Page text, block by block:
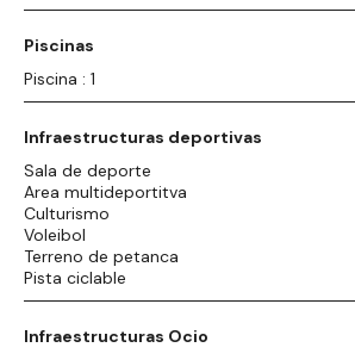
Piscinas
Piscina : 1
Infraestructuras deportivas
Sala de deporte
Area multideportitva
Culturismo
Voleibol
Terreno de petanca
Pista ciclable
Infraestructuras Ocio